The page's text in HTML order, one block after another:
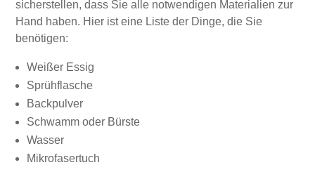
sicherstellen, dass Sie alle notwendigen Materialien zur
Hand haben. Hier ist eine Liste der Dinge, die Sie
benötigen:
Weißer Essig
Sprühflasche
Backpulver
Schwamm oder Bürste
Wasser
Mikrofasertuch